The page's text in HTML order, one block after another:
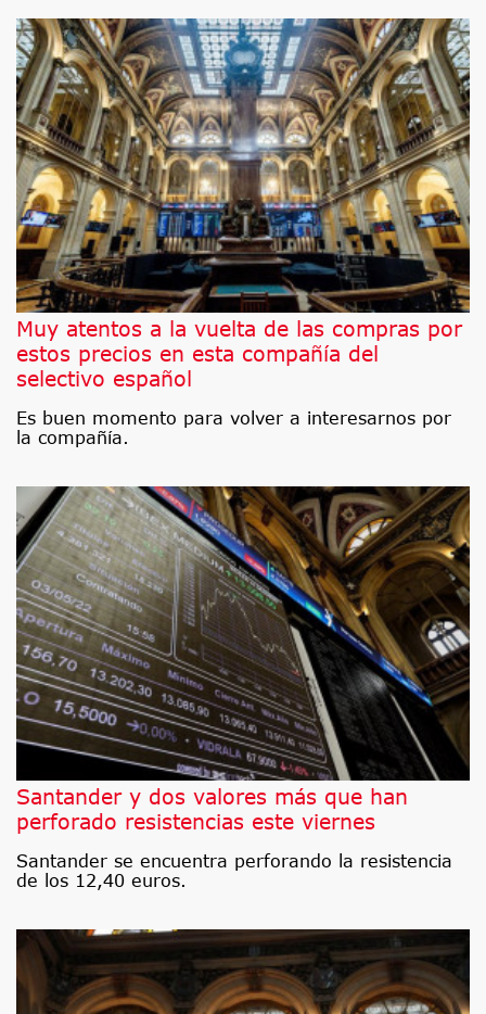
Muy atentos a la vuelta de las compras por
estos precios en esta compañía del
selectivo español
Es buen momento para volver a interesarnos por
la compañía.
Santander y dos valores más que han
perforado resistencias este viernes
Santander se encuentra perforando la resistencia
de los 12,40 euros.